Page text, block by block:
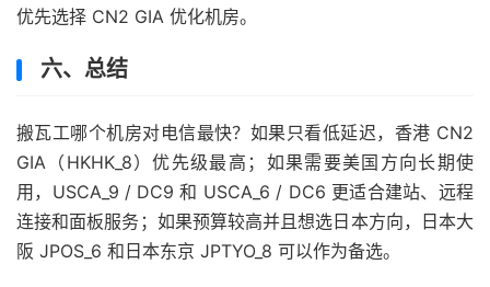
优先选择 CN2 GIA 优化机房。
六、总结
搬瓦工哪个机房对电信最快？如果只看低延迟，香港 CN2
GIA（HKHK_8）优先级最高；如果需要美国方向长期使
用，USCA_9 / DC9 和 USCA_6 / DC6 更适合建站、远程
连接和面板服务；如果预算较高并且想选日本方向，日本大
阪 JPOS_6 和日本东京 JPTYO_8 可以作为备选。